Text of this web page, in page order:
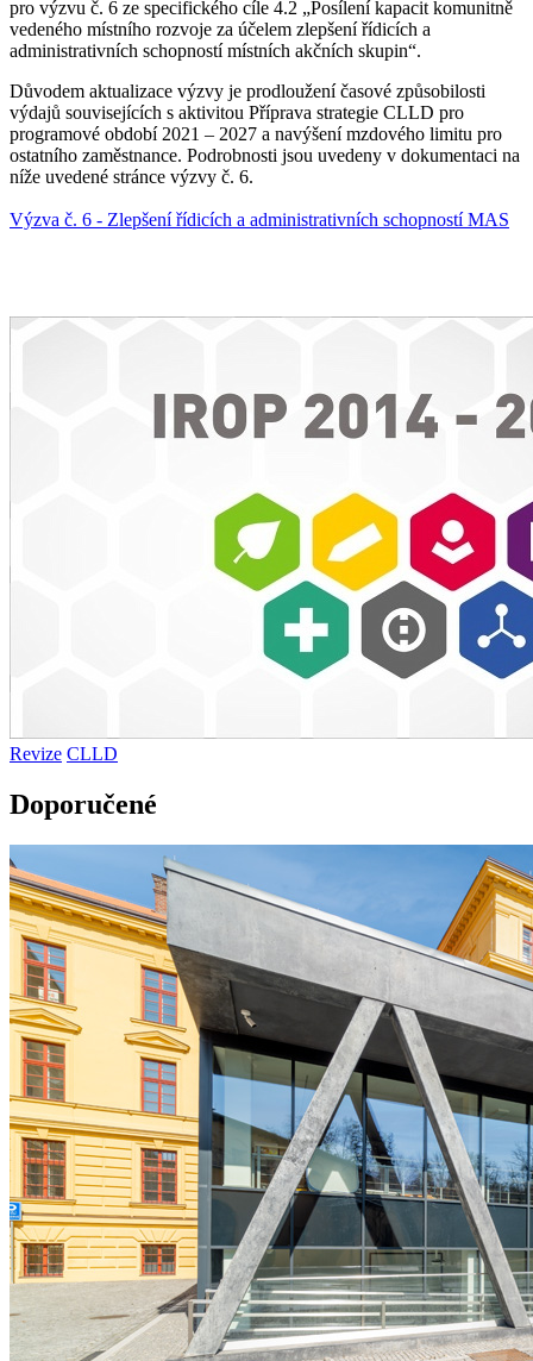
pro výzvu č. 6 ze specifického cíle 4.2 „Posílení kapacit komunitně
vedeného místního rozvoje za účelem zlepšení řídicích a
administrativních schopností místních akčních skupin“.
Důvodem aktualizace výzvy je prodloužení časové způsobilosti
výdajů souvisejících s aktivitou Příprava strategie CLLD pro
programové období 2021 – 2027 a navýšení mzdového limitu pro
ostatního zaměstnance. Podrobnosti jsou uvedeny v dokumentaci na
níže uvedené stránce výzvy č. 6.
Výzva č. 6 - Zlepšení řídicích a administrativních schopností MAS
Revize CLLD
Doporučené